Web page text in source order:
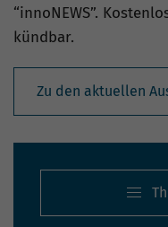
“innoNEWS”.
kündbar.
Zu den aktuellen